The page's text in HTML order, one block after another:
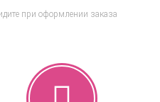
при оформлении заказа